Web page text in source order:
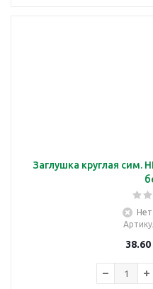
Заглушка круглая сим.
38.60